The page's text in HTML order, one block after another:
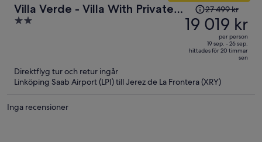
Villa Verde - Villa With Private
Pool In Tarifa
2
Priset
var
27 499 kr
är
19 019 kr
27 499 kr
19 019 kr
per person
19 sep. - 26 sep.
hittades för 20 timmar
sen
Direktflyg tur och retur ingår
Linköping Saab Airport (LPI) till Jerez de La Frontera (XRY)
Inga recensioner